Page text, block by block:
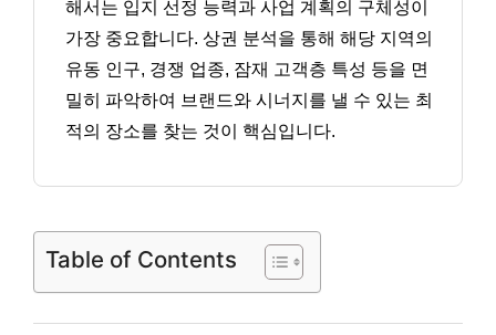
해서는 입지 선정 능력과 사업 계획의 구체성이
가장 중요합니다. 상권 분석을 통해 해당 지역의
유동 인구, 경쟁 업종, 잠재 고객층 특성 등을 면
밀히 파악하여 브랜드와 시너지를 낼 수 있는 최
적의 장소를 찾는 것이 핵심입니다.
Table of Contents